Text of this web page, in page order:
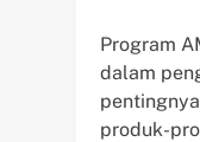
Program
dalam
produk-